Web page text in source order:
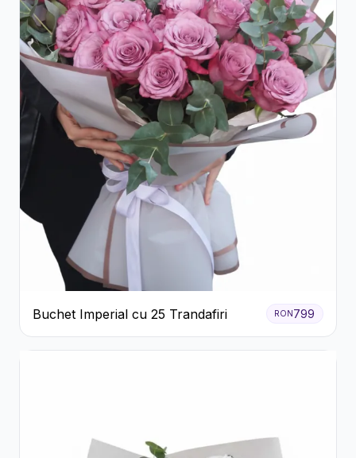
Buchet Imperial cu 25 Trandafiri RON799